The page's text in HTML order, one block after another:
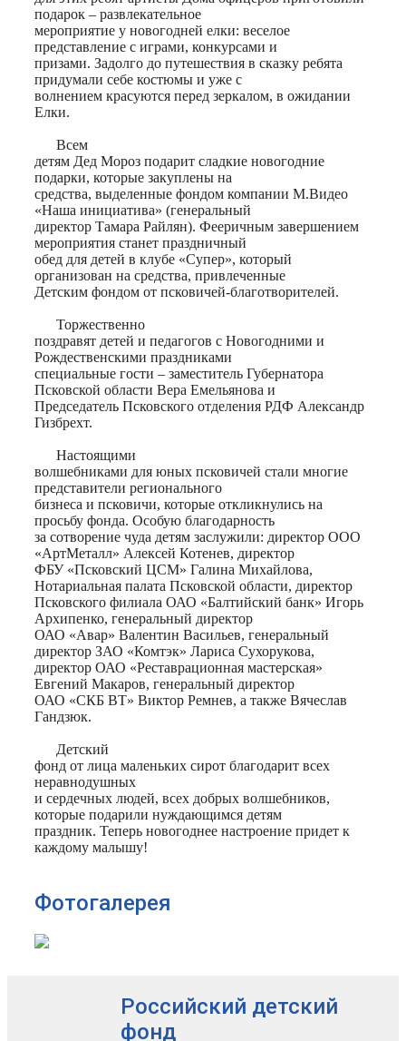
подарок – развлекательное
мероприятие у новогодней елки: веселое
представление с играми, конкурсами и
призами. Задолго до путешествия в сказку ребята
придумали себе костюмы и уже с
волнением красуются перед зеркалом, в ожидании
Елки.
Всем
детям Дед Мороз подарит сладкие новогодние
подарки, которые закуплены на
средства, выделенные фондом компании М.Видео
«Наша инициатива» (генеральный
директор Тамара Райлян). Фееричным завершением
мероприятия станет праздничный
обед для детей в клубе «Супер», который
организован на средства, привлеченные
Детским фондом от псковичей-благотворителей.
Торжественно
поздравят детей и педагогов с Новогодними и
Рождественскими праздниками
специальные гости – заместитель Губернатора
Псковской области Вера Емельянова и
Председатель Псковского отделения РДФ Александр
Гизбрехт.
Настоящими
волшебниками для юных псковичей стали многие
представители регионального
бизнеса и псковичи, которые откликнулись на
просьбу фонда. Особую благодарность
за сотворение чуда детям заслужили: директор ООО
«АртМеталл» Алексей Котенев, директор
ФБУ «Псковский ЦСМ» Галина Михайлова,
Нотариальная палата Псковской области, директор
Псковского филиала ОАО «Балтийский банк» Игорь
Архипенко, генеральный директор
ОАО «Авар» Валентин Васильев, генеральный
директор ЗАО «Комтэк» Лариса Сухорукова,
директор ОАО «Реставрационная мастерская»
Евгений Макаров, генеральный директор
ОАО «СКБ ВТ» Виктор Ремнев, а также Вячеслав
Гандзюк.
Детский
фонд от лица маленьких сирот благодарит всех
неравнодушных
и сердечных людей, всех добрых волшебников,
которые подарили нуждающимся детям
праздник. Теперь новогоднее настроение придет к
каждому малышу!
Фотогалерея
Российский детский
фонд